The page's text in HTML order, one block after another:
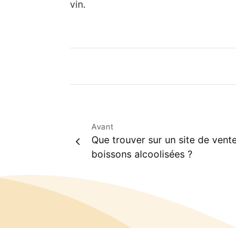
vin.
Post
navigation
Avant
Que trouver sur un site de
boissons alcoolisées ?